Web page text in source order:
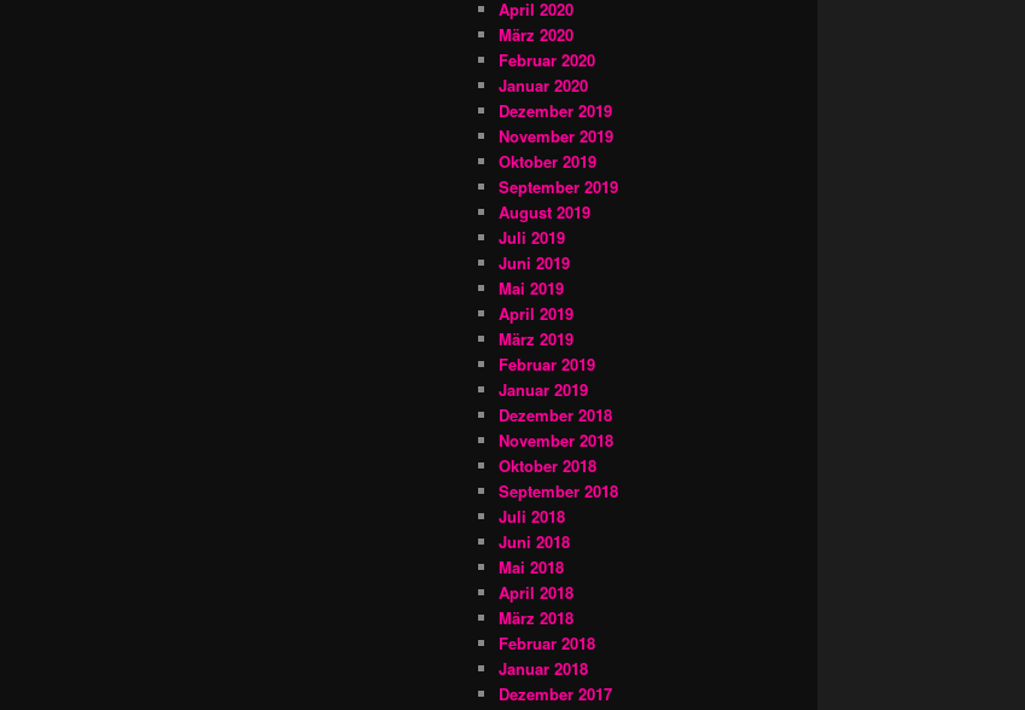
April 2020
März 2020
Februar 2020
Januar 2020
Dezember 2019
November 2019
Oktober 2019
September 2019
August 2019
Juli 2019
Juni 2019
Mai 2019
April 2019
März 2019
Februar 2019
Januar 2019
Dezember 2018
November 2018
Oktober 2018
September 2018
Juli 2018
Juni 2018
Mai 2018
April 2018
März 2018
Februar 2018
Januar 2018
Dezember 2017